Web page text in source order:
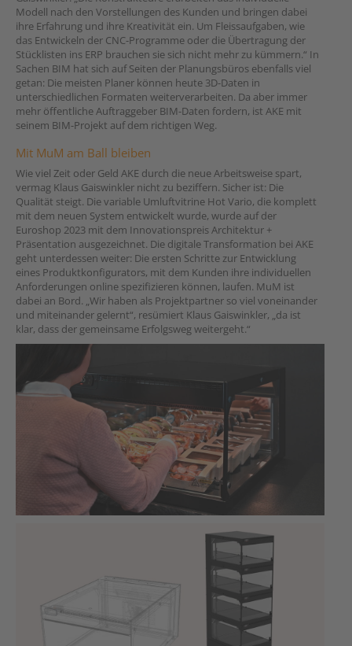
Modell nach den Vorstellungen des Kunden und bringen dabei
ihre Erfahrung und ihre Kreativität ein. Um Fleissaufgaben, wie
das Entwickeln der CNC-Programme oder die Übertragung der
Stücklisten ins ERP brauchen sie sich nicht mehr zu kümmern.“ In
Sachen BIM hat sich auf Seiten der Planungsbüros ebenfalls viel
getan: Die meisten Planer können heute 3D-Daten in
unterschiedlichen Formaten weiterverarbeiten. Da aber immer
mehr öffentliche Auftraggeber BIM-Daten fordern, ist AKE mit
seinem BIM-Projekt auf dem richtigen Weg.
Mit MuM am Ball bleiben
Wie viel Zeit oder Geld AKE durch die neue Arbeitsweise spart,
vermag Klaus Gaiswinkler nicht zu beziffern. Sicher ist: Die
Qualität steigt. Die variable Umluftvitrine Hot Vario, die komplett
mit dem neuen System entwickelt wurde, wurde auf der
Euroshop 2023 mit dem Innovationspreis Architektur +
Präsentation ausgezeichnet. Die digitale Transformation bei AKE
geht unterdessen weiter: Die ersten Schritte zur Entwicklung
eines Produktkonfigurators, mit dem Kunden ihre individuellen
Anforderungen online spezifizieren können, laufen. MuM ist
dabei an Bord. „Wir haben als Projektpartner so viel voneinander
und miteinander gelernt“, resümiert Klaus Gaiswinkler, „da ist
klar, dass der gemeinsame Erfolgsweg weitergeht.“